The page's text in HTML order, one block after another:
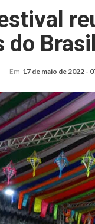
do Brasil
Em 17 de maio de 2022 -